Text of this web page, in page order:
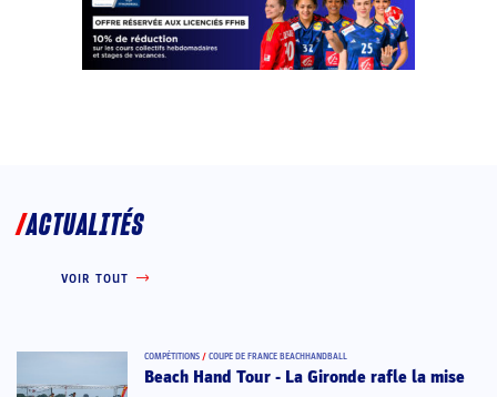
ACTUALITÉS
VOIR TOUT
COMPÉTITIONS / COUPE DE FRANCE BEACHHANDBALL
Beach Hand Tour - La Gironde rafle la mise